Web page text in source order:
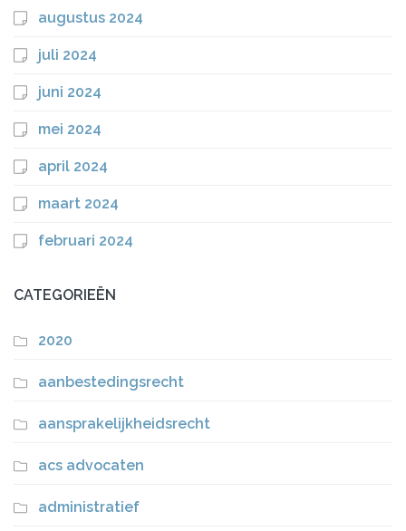
augustus 2024
juli 2024
juni 2024
mei 2024
april 2024
maart 2024
februari 2024
CATEGORIEËN
2020
aanbestedingsrecht
aansprakelijkheidsrecht
acs advocaten
administratief